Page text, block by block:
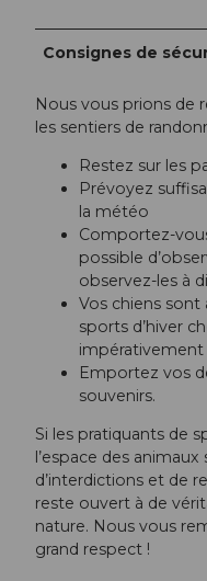
Consignes de
Nous vous prions de
les sentiers de
Restez sur les
Prévoyez
la météo
Comportez-
possible
observez-les à
Vos chiens sont
sports d’hiver
impérativement
Emportez vos
souvenirs.
Si les pratiquants de
l’espace des
d’interdictions et de
reste ouvert à de
nature. Nous vous
grand respect !